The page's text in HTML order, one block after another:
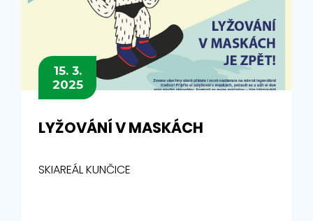
15. 3.
2025
LYŽOVÁNÍ V MASKÁCH
SKIAREÁL KUNČICE